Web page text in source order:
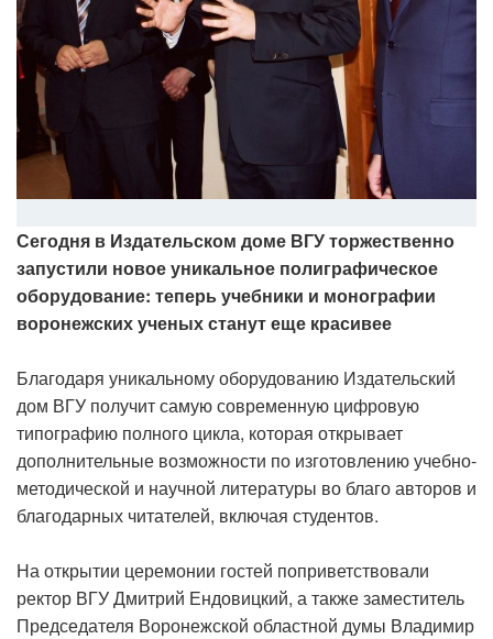
Сегодня в Издательском доме ВГУ торжественно
запустили новое уникальное полиграфическое
оборудование: теперь учебники и монографии
воронежских ученых станут еще красивее
Благодаря уникальному оборудованию Издательский
дом ВГУ получит самую современную цифровую
типографию полного цикла, которая открывает
дополнительные возможности по изготовлению учебно-
методической и научной литературы во благо авторов и
благодарных читателей, включая студентов.
На открытии церемонии гостей поприветствовали
ректор ВГУ Дмитрий Ендовицкий, а также заместитель
Председателя Воронежской областной думы Владимир